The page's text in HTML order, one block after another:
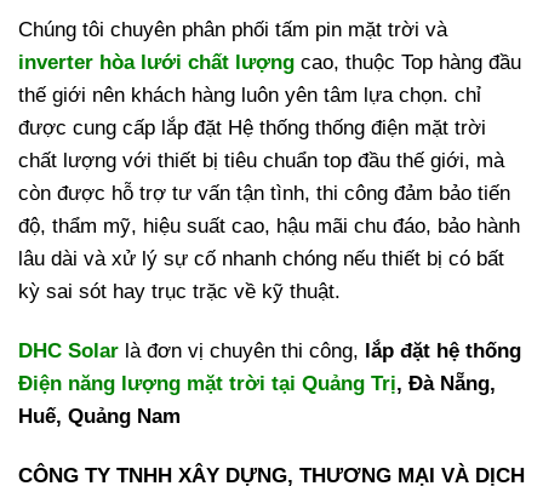
Chúng tôi chuyên phân phối tấm pin mặt trời và
inverter hòa lưới chất lượng cao, thuộc Top hàng đầu
thế giới nên khách hàng luôn yên tâm lựa chọn. chỉ
được cung cấp lắp đặt Hệ thống thống điện mặt trời
chất lượng với thiết bị tiêu chuẩn top đầu thế giới, mà
còn được hỗ trợ tư vấn tận tình, thi công đảm bảo tiến
độ, thẩm mỹ, hiệu suất cao, hậu mãi chu đáo, bảo hành
lâu dài và xử lý sự cố nhanh chóng nếu thiết bị có bất
kỳ sai sót hay trục trặc về kỹ thuật.
DHC Solar là đơn vị chuyên thi công, lắp đặt hệ thống
Điện năng lượng mặt trời tại Quảng Trị, Đà Nẵng,
Huế, Quảng Nam
CÔNG TY TNHH XÂY DỰNG, THƯƠNG MẠI VÀ DỊCH